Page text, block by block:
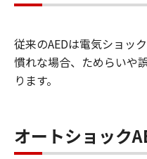
従来のAEDは電気ショッ
慣れな場合、ためらいや
ります。
オートショック